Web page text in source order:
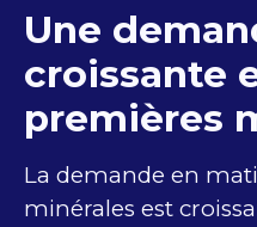
Une
croissante
premières
La demande en
minérales est